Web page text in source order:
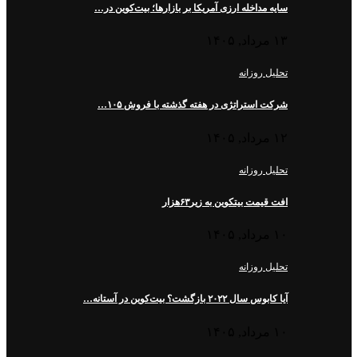
سایه مداخله ارزی آمریکا بر بازارها؛ بیت‌کوین در…
تحلیل روزانه
شرکت استراتژی در هفته گذشته با فروش ۱۰۵…
تحلیل روزانه
افت قیمت بیتکوین به زیر۶۳هزار
تحلیل روزانه
آیا کابوس سال ۲۰۲۲ بازگشت؟ بیت‌کوین در آستانه…